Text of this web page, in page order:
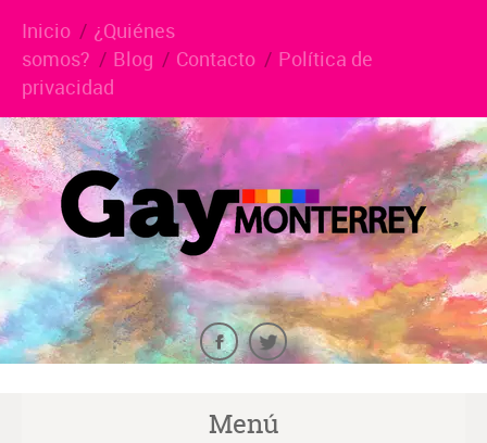
Inicio
¿Quiénes
somos?
Blog Contacto
Política de
privacidad
Menú